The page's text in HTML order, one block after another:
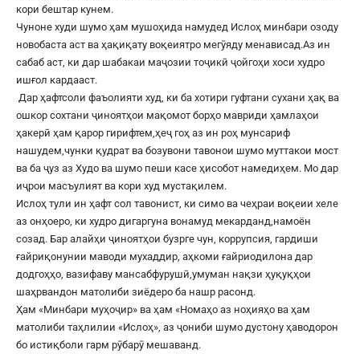
кори бештар кунем.
Чуноне худи шумо ҳам мушоҳида намудед Ислоҳ минбари озоду
новобаста аст ва ҳақиқату воқеиятро мегӯяду менависад.Аз ин
сабаб аст, ки дар шабакаи маҷозии тоҷикӣ ҷойгоҳи хоси худро
ишғол кардааст.
Дар ҳафтсоли фаъолияти худ, ки ба хотири гуфтани сухани ҳақ ва
ошкор сохтани ҷиноятҳои мақомот борҳо мавриди ҳамлаҳои
ҳакерӣ ҳам қарор гирифтем,ҳеҷ гоҳ аз ин роҳ мунсариф
нашудем,чунки қудрат ва бозувони тавонои шумо муттакои мост
ва ба ҷуз аз Худо ва шумо пеши касе ҳисобот намедиҳем. Мо дар
иҷрои масъулият ва кори худ мустақилем.
Ислоҳ тули ин ҳафт сол тавонист, ки симо ва чеҳраи воқеии хеле
аз онҳоеро, ки худро дигаргуна вонамуд мекарданд,намоён
созад. Бар алайҳи ҷиноятҳои бузрге чун, коррупсия, гардиши
ғайриқонунии маводи мухаддир, аҳкоми ғайриодилона дар
додгоҳҳо, вазифаву мансабфурушӣ,умуман нақзи ҳуқуқҳои
шаҳрвандон матолиби зиёдеро ба нашр расонд.
Ҳам «Минбари муҳоҷир» ва ҳам «Номаҳо аз ноҳияҳо ва ҳам
матолиби таҳлилии «Ислоҳ», аз ҷониби шумо дустону ҳаводорон
бо истиқболи гарм рӯбарӯ мешаванд.